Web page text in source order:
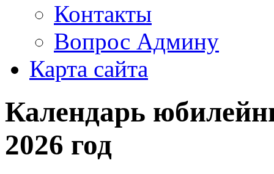
Контакты
Вопрос Админу
Карта сайта
Календарь
2026 год